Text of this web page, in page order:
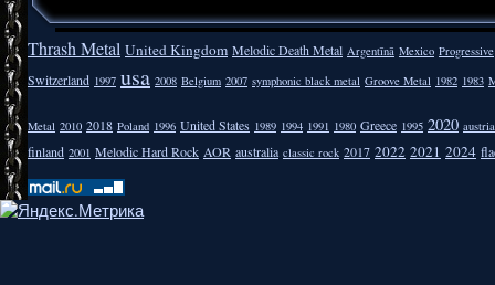
Thrash Metal United Kingdom Melodic Death Metal Argentīnā Mexico Progressive
Switzerland 1997 usa 2008 Belgium 2007 symphonic black metal Groove Metal 1982 1983
Metal 2010 2018 Poland 1996 United States 1989 1994 1991 1980 Greece 1995 2020 austria
finland 2001 Melodic Hard Rock AOR australia classic rock 2017 2022 2021 2024